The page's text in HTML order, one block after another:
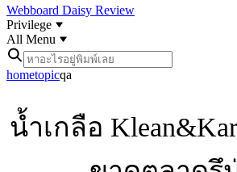
Webboard Daisy Review
Privilege
All Menu
hometopicqa
น้ำเกลือ